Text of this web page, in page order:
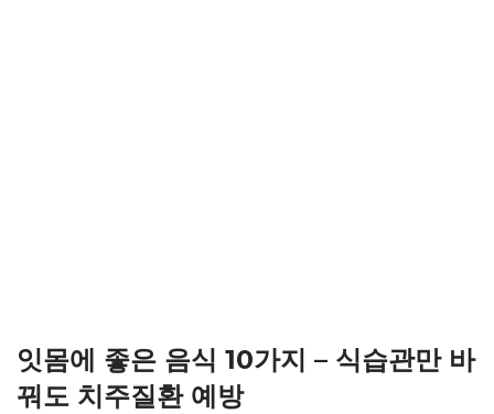
잇몸에 좋은 음식 10가지 – 식습관만 바
꿔도 치주질환 예방